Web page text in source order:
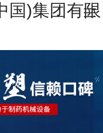
国)集团有限